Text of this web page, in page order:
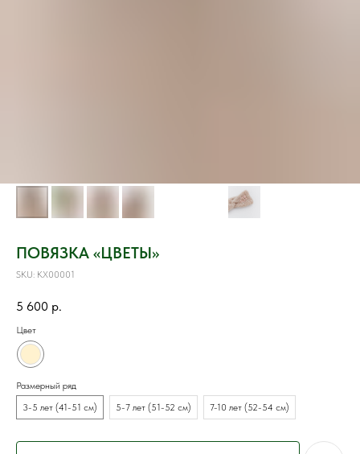
ПОВЯЗКА «ЦВЕТЫ»
SKU: KX00001
5 600 р.
Цвет
Размерный ряд
3-5 лет (41-51 см)
5-7 лет (51-52 см) 7-10 лет (52-54 см)